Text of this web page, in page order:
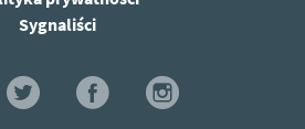
Sygnaliści